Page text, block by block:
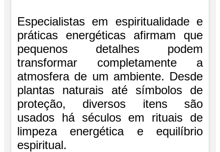
Especialistas em espiritualidade e
práticas energéticas afirmam que
pequenos detalhes podem
transformar completamente a
atmosfera de um ambiente. Desde
plantas naturais até símbolos de
proteção, diversos itens são
usados há séculos em rituais de
limpeza energética e equilíbrio
espiritual.